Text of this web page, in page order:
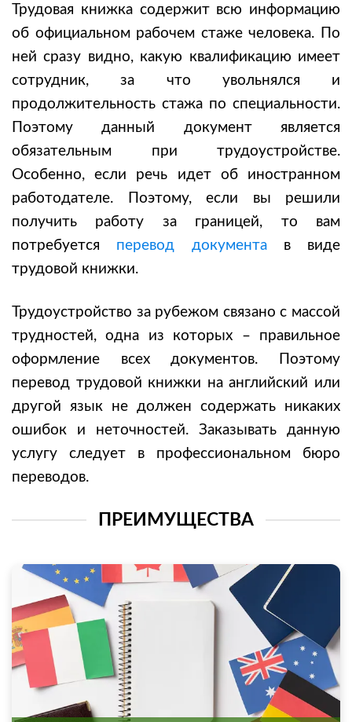
Трудовая книжка содержит всю информацию
об официальном рабочем стаже человека. По
ней сразу видно, какую квалификацию имеет
сотрудник, за что увольнялся и
продолжительность стажа по специальности.
Поэтому данный документ является
обязательным при трудоустройстве.
Особенно, если речь идет об иностранном
работодателе. Поэтому, если вы решили
получить работу за границей, то вам
потребуется перевод документав виде
трудовой книжки.
Трудоустройство за рубежом связано с массой
трудностей, одна из которых – правильное
оформление всех документов. Поэтому
перевод трудовой книжки на английский или
другой язык не должен содержать никаких
ошибок и неточностей. Заказывать данную
услугу следует в профессиональном бюро
переводов.
ПРЕИМУЩЕСТВА